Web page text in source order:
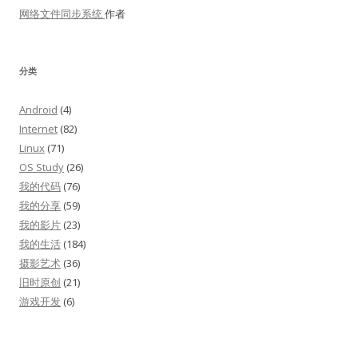
网络文件同步系统作者
分类
Android (4)
Internet (82)
Linux (71)
OS Study (26)
我的代码 (76)
我的分享 (59)
我的影片 (23)
我的生活 (184)
摄影艺术 (36)
旧时原创 (21)
游戏开发 (6)